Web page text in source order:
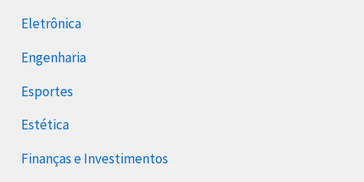
Eletrônica
Engenharia
Esportes
Estética
Finanças e Investimentos